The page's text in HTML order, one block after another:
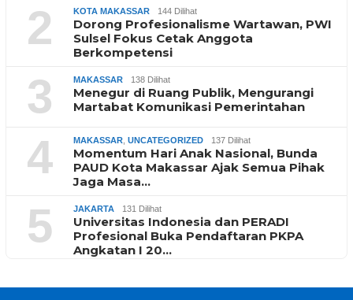
2 KOTA MAKASSAR 144 Dilihat
Dorong Profesionalisme Wartawan, PWI
Sulsel Fokus Cetak Anggota
Berkompetensi
3 MAKASSAR 138 Dilihat
Menegur di Ruang Publik, Mengurangi
Martabat Komunikasi Pemerintahan
4 MAKASSAR UNCATEGORIZED 137 Dilihat
Momentum Hari Anak Nasional, Bunda
PAUD Kota Makassar Ajak Semua Pihak
Jaga Masa…
5 JAKARTA 131 Dilihat
Universitas Indonesia dan PERADI
Profesional Buka Pendaftaran PKPA
Angkatan I 20…